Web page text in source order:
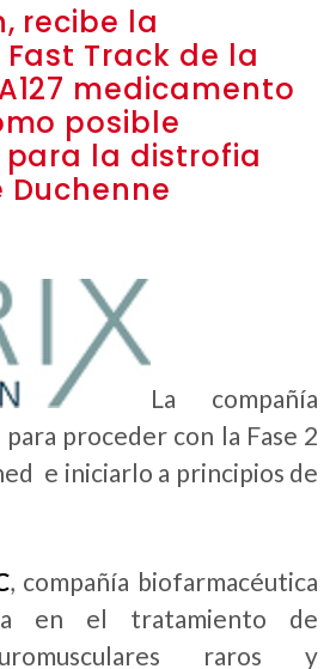
recibe la
Track de la
medicamento
posible
la distrofia
La compañía
proceder con la Fase 2
e iniciarlo a principios de
, compañía biofarmacéutica
en el tratamiento de
raros y